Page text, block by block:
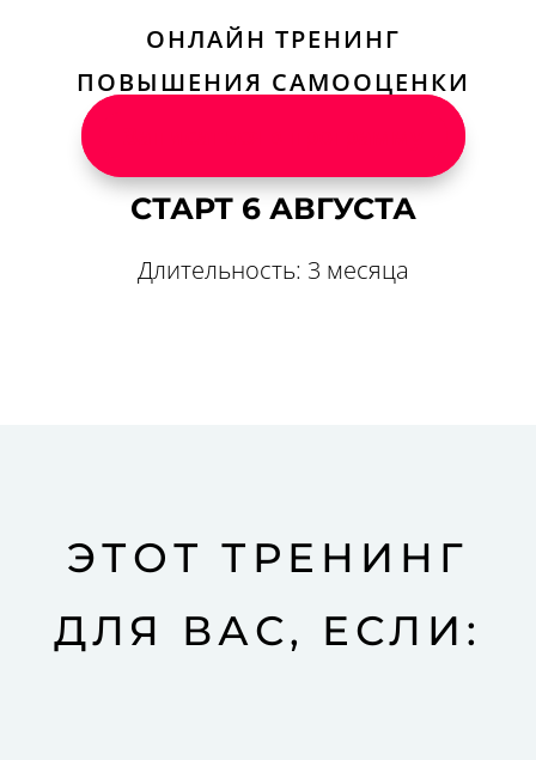
Имя
ОНЛАЙН ТРЕНИНГ
ПОВЫШЕНИЯ САМООЦЕНКИ
СТАРТ 6 АВГУСТА
Длительность: 3 месяца
ЭТОТ ТРЕНИНГ
ДЛЯ ВАС, ЕСЛИ: